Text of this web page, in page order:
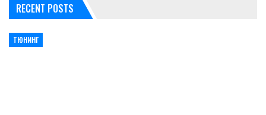
RECENT POSTS
ТЮНИНГ